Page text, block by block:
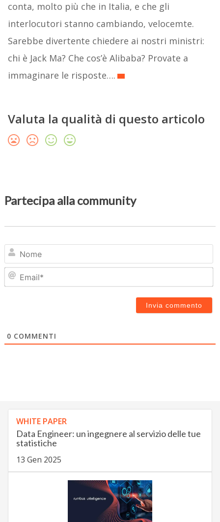
conta, molto più che in Italia, e che gli
interlocutori stanno cambiando, velocemte.
Sarebbe divertente chiedere ai nostri ministri:
chi è Jack Ma? Che cos’è Alibaba? Provate a
immaginare le risposte….
Valuta la qualità di questo articolo
Partecipa alla community
0 COMMENTI
WHITE PAPER
Data Engineer: un ingegnere al servizio delle tue
statistiche
13 Gen 2025